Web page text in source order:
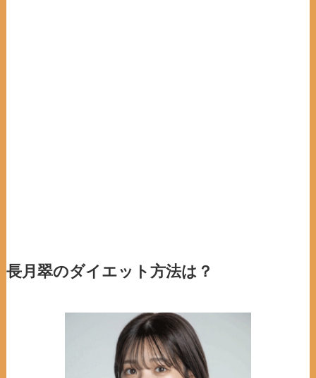
長月翠のダイエット方法は？